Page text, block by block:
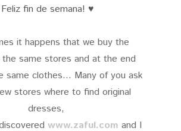
Feliz fin de semana! ♥
it happens that we buy the
same stores and at the end
same clothes... Many of you ask
stores where to find original
dresses,
www.zaful.com and I